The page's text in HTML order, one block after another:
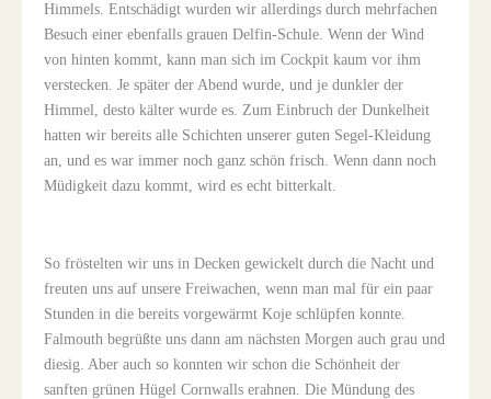
Himmels. Entschädigt wurden wir allerdings durch mehrfachen
Besuch einer ebenfalls grauen Delfin-Schule. Wenn der Wind
von hinten kommt, kann man sich im Cockpit kaum vor ihm
verstecken. Je später der Abend wurde, und je dunkler der
Himmel, desto kälter wurde es. Zum Einbruch der Dunkelheit
hatten wir bereits alle Schichten unserer guten Segel-Kleidung
an, und es war immer noch ganz schön frisch. Wenn dann noch
Müdigkeit dazu kommt, wird es echt bitterkalt.
So fröstelten wir uns in Decken gewickelt durch die Nacht und
freuten uns auf unsere Freiwachen, wenn man mal für ein paar
Stunden in die bereits vorgewärmt Koje schlüpfen konnte.
Falmouth begrüßte uns dann am nächsten Morgen auch grau und
diesig. Aber auch so konnten wir schon die Schönheit der
sanften grünen Hügel Cornwalls erahnen. Die Mündung des